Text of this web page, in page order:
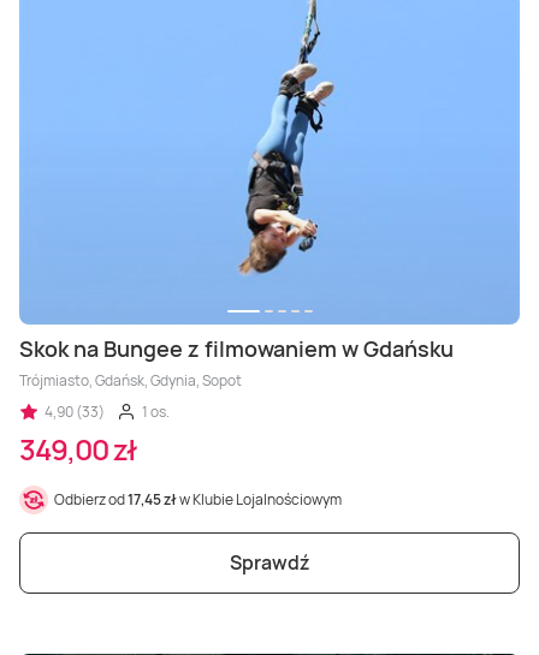
Skok na Bungee z filmowaniem w Gdańsku
Trójmiasto, Gdańsk, Gdynia, Sopot
4,90 (33)
1 os.
349,00 zł
Odbierz od17,45 złw Klubie Lojalnościowym
Sprawdź